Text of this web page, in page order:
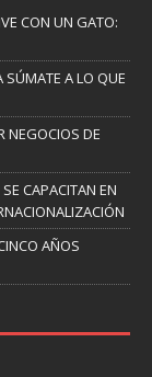
CON UN GATO:
SÚMATE A LO QUE
NEGOCIOS DE
CAPACITAN EN
AÑOS